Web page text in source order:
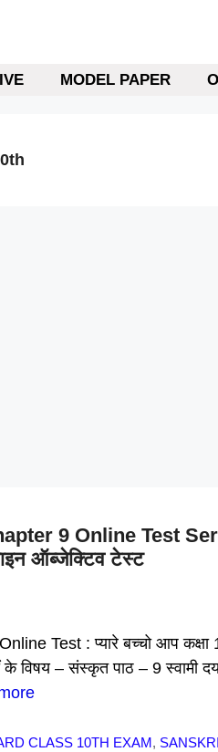
MODEL PAPER
9 Online Test Series
ऑब्जेक्टिव टेस्ट
Test : प्यारे बच्चो आप कक्षा
विषय – संस्कृत पाठ – 9 स्वामी
CLASS 10TH EXAM,